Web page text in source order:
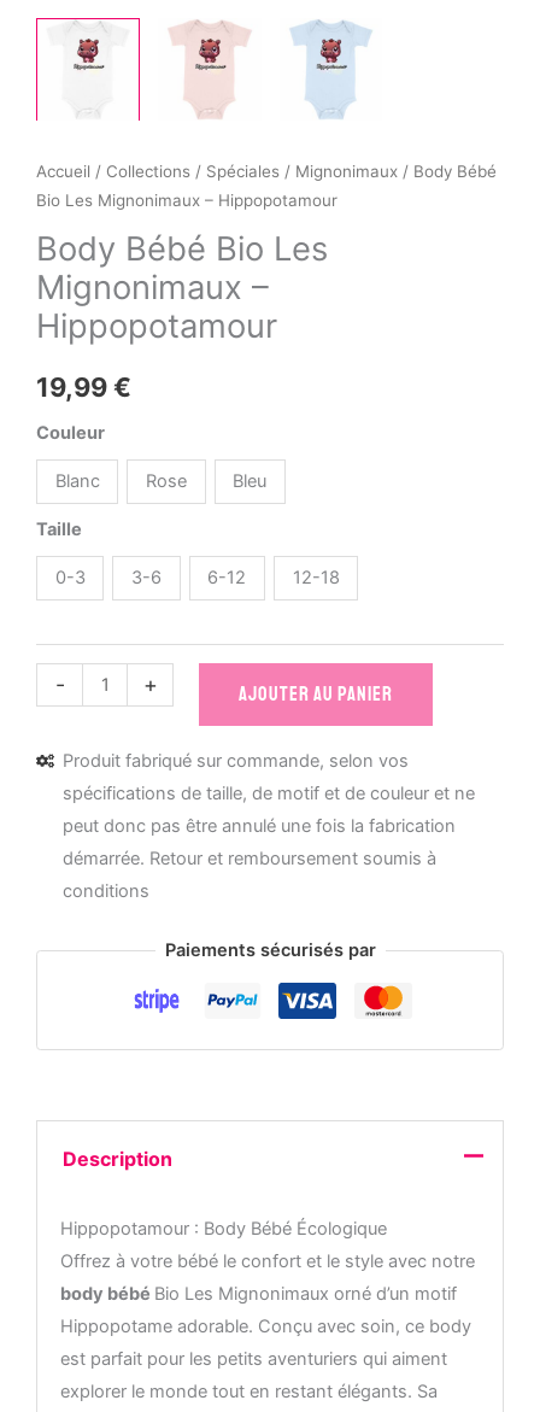
Accueil / Collections / Spéciales / Mignonimaux / Body Bébé
Bio Les Mignonimaux – Hippopotamour
Body Bébé Bio Les
Mignonimaux –
Hippopotamour
19,99€
Couleur
Blanc Rose Bleu
Taille
0-3 3-6 6-12 12-18
-
de
Bébé
+ AJOUTER AU PANIER
Produit fabriqué sur commande, selon vos
spécifications de taille, de motif et de couleur et ne
peut donc pas être annulé une fois la fabrication
démarrée. Retour et remboursement soumis à
conditions
Paiements sécurisés par
Description
Hippopotamour : Body Bébé Écologique
Offrez à votre bébé le confort et le style avec notre
body bébé Bio Les Mignonimaux orné d’un motif
Hippopotame adorable. Conçu avec soin, ce body
est parfait pour les petits aventuriers qui aiment
explorer le monde tout en restant élégants. Sa